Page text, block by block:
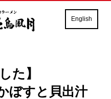
English
た】
ぼすと貝出汁